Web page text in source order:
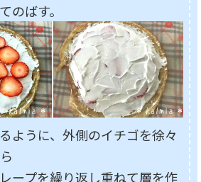
のばす。
ように、外側のイチゴを徐々
ープを繰り返し重ねて層を作